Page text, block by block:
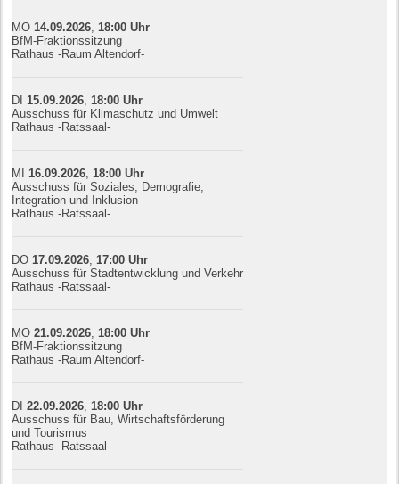
MO 14.09.2026 18:00 Uhr
BfM-Fraktionssitzung
Rathaus -Raum Altendorf-
DI 15.09.2026 18:00 Uhr
Ausschuss für Klimaschutz und Umwelt
Rathaus -Ratssaal-
MI 16.09.2026 18:00 Uhr
Ausschuss für Soziales, Demografie,
Integration und Inklusion
Rathaus -Ratssaal-
DO 17.09.2026 17:00 Uhr
Ausschuss für Stadtentwicklung und Verkehr
Rathaus -Ratssaal-
MO21.09.2026 18:00 Uhr
BfM-Fraktionssitzung
Rathaus -Raum Altendorf-
DI22.09.2026 18:00 Uhr
Ausschuss für Bau, Wirtschaftsförderung
und Tourismus
Rathaus -Ratssaal-